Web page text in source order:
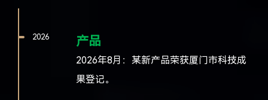
2026 产品
2026年8月：某新产品荣获厦门市科技成
果登记。